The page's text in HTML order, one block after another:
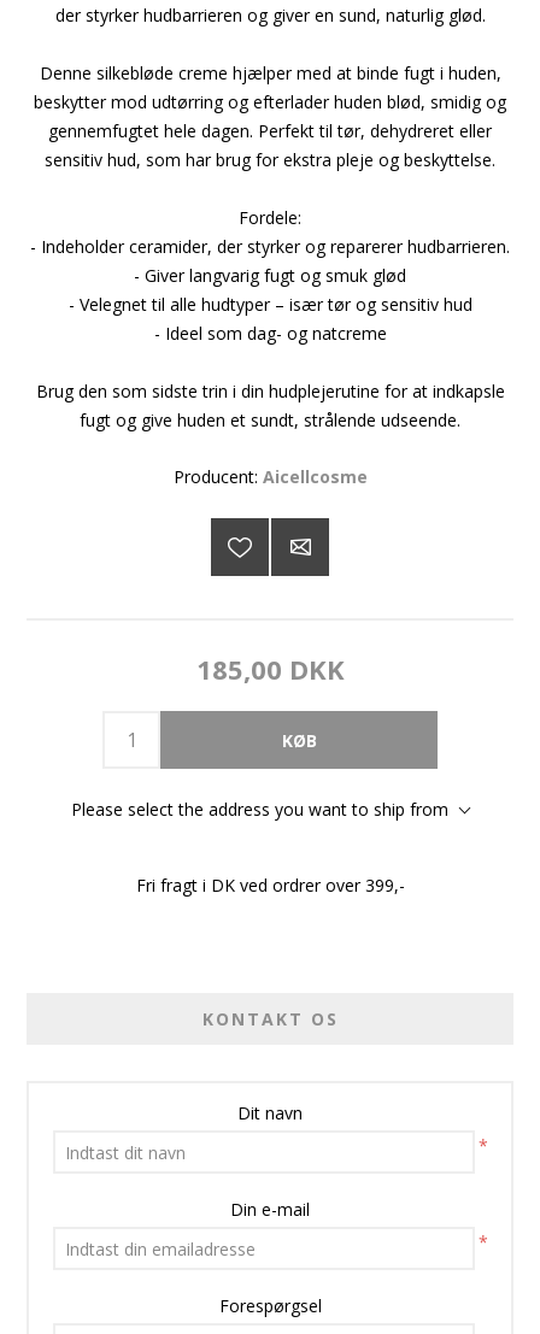
der styrker hudbarrieren og giver en sund, naturlig glød.
Denne silkebløde creme hjælper med at binde fugt i huden,
beskytter mod udtørring og efterlader huden blød, smidig og
gennemfugtet hele dagen. Perfekt til tør, dehydreret eller
sensitiv hud, som har brug for ekstra pleje og beskyttelse.
Fordele:
- Indeholder ceramider, der styrker og reparerer hudbarrieren.
- Giver langvarig fugt og smuk glød
- Velegnet til alle hudtyper – især tør og sensitiv hud
- Ideel som dag- og natcreme
Brug den som sidste trin i din hudplejerutine for at indkapsle
fugt og give huden et sundt, strålende udseende.
Producent: Aicellcosme
185,00 DKK
Please select the address you want to ship from
Fri fragt i DK ved ordrer over 399,-
KONTAKT OS
Dit navn
*
Din e-mail
*
Forespørgsel